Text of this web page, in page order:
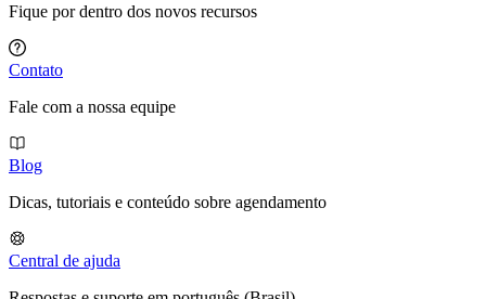
Fique por dentro dos novos recursos
Contato
Fale com a nossa equipe
Blog
Dicas, tutoriais e conteúdo sobre agendamento
Central de ajuda